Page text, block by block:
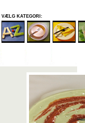
VÆLG KATEGORI: